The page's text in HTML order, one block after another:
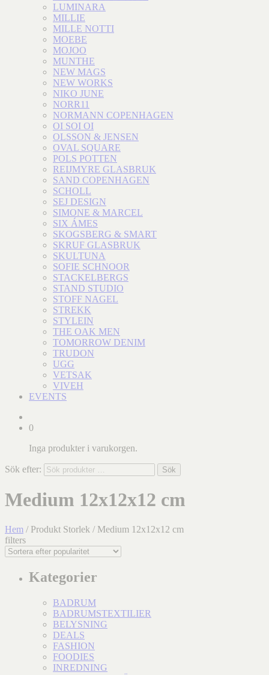
LUMINARA
MILLIE
MILLE NOTTI
MOEBE
MOJOO
MUNTHE
NEW MAGS
NEW WORKS
NIKO JUNE
NORR11
NORMANN COPENHAGEN
OI SOI OI
OLSSON & JENSEN
OVAL SQUARE
POLS POTTEN
REIJMYRE GLASBRUK
SAND COPENHAGEN
SCHOLL
SEJ DESIGN
SIMONE & MARCEL
SIX ÁMES
SKOGSBERG & SMART
SKRUF GLASBRUK
SKULTUNA
SOFIE SCHNOOR
STACKELBERGS
STAND STUDIO
STOFF NAGEL
STREKK
STYLEIN
THE OAK MEN
TOMORROW DENIM
TRUDON
UGG
VETSAK
VIVEH
EVENTS
0
Inga produkter i varukorgen.
Sök efter: Sök
Medium 12x12x12 cm
Hem / Produkt Storlek / Medium 12x12x12 cm
filters
Kategorier
BADRUM
BADRUMSTEXTILIER
BELYSNING
DEALS
FASHION
FOODIES
INREDNING